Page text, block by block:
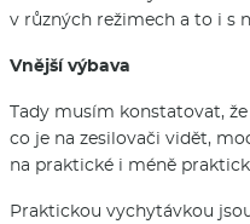
v různých režimech a to i s
Vnější výbava
Tady musím konstatovat,
co je na zesilovači vidět,
na praktické i méně
Praktickou vychytávkou